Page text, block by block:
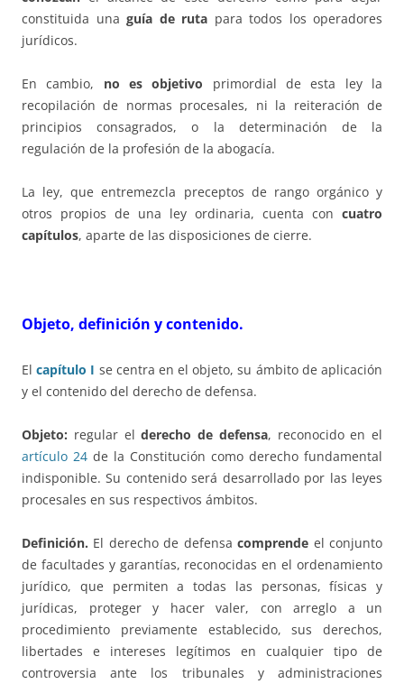
constituida una guía de ruta para todos los operadores
jurídicos.
En cambio, no es objetivo primordial de esta ley la
recopilación de normas procesales, ni la reiteración de
principios consagrados, o la determinación de la
regulación de la profesión de la abogacía.
La ley, que entremezcla preceptos de rango orgánico y
otros propios de una ley ordinaria, cuenta con cuatro
capítulos, aparte de las disposiciones de cierre.
Objeto, definición y contenido.
Elcapítulo I se centra en el objeto, su ámbito de aplicación
y el contenido del derecho de defensa.
Objeto: regular elderecho de defensa, reconocido en el
artículo 24 de la Constitución como derecho fundamental
indisponible. Su contenido será desarrollado por las leyes
procesales en sus respectivos ámbitos.
Definición. El derecho de defensacomprende el conjunto
de facultades y garantías, reconocidas en el ordenamiento
jurídico, que permiten a todas las personas, físicas y
jurídicas, proteger y hacer valer, con arreglo a un
procedimiento previamente establecido, sus derechos,
libertades e intereses legítimos en cualquier tipo de
controversia ante los tribunales y administraciones